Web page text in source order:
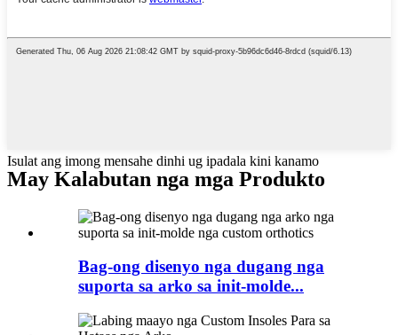
Isulat ang imong mensahe dinhi ug ipadala kini kanamo
May Kalabutan nga mga Produkto
Bag-ong disenyo nga dugang nga
suporta sa arko sa init-molde...